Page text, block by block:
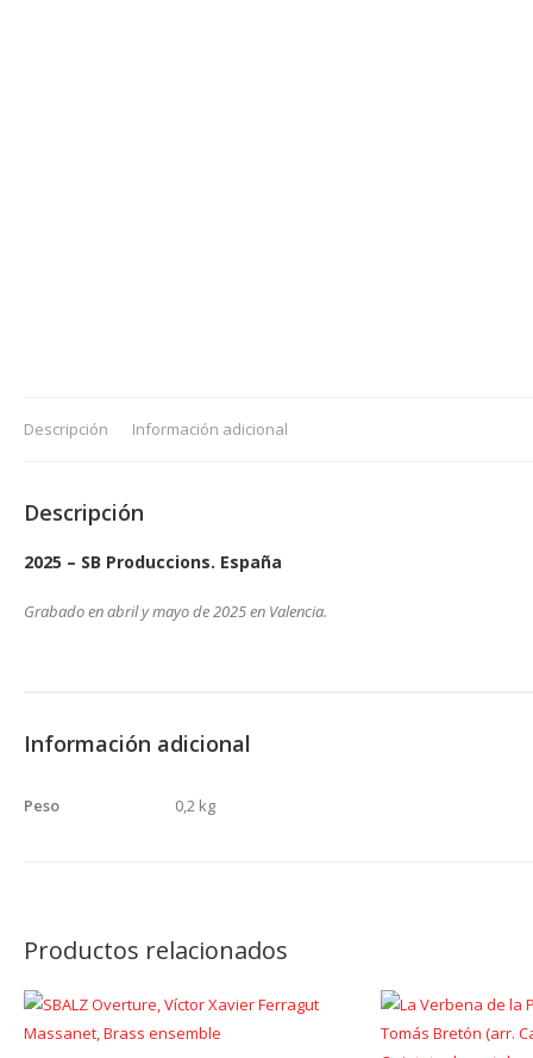
Descripción Información adicional
Descripción
2025 – SB Produccions. España
Grabado en abril y mayo de 2025 en Valencia.
Información adicional
Peso 0,2 kg
Productos relacionados